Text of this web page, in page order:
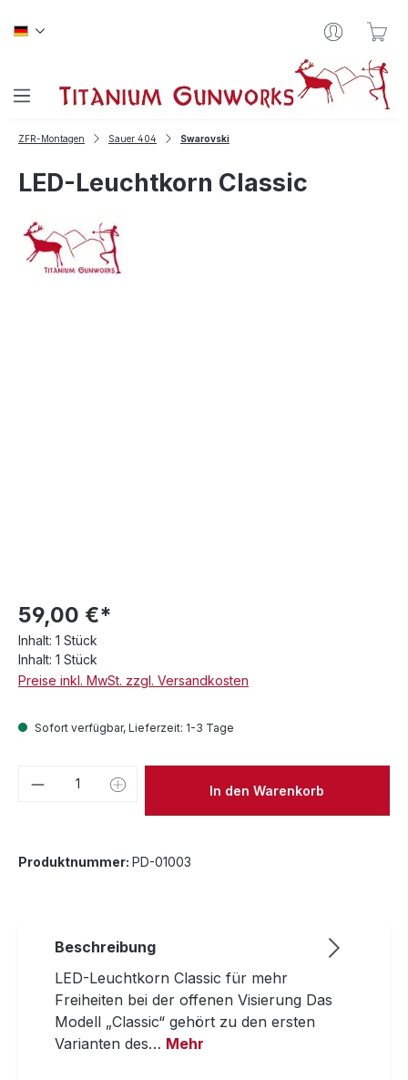
ZFR-Montagen Sauer 404 Swarovski
LED-Leuchtkorn Classic
59,00 €*
Inhalt: 1 Stück
Inhalt: 1 Stück
Preise inkl. MwSt. zzgl. Versandkosten
Sofort verfügbar, Lieferzeit: 1-3 Tage
Produkt Anzahl: Gib denIn den Warenkorb
Produktnummer: PD-01003
Beschreibung
LED-Leuchtkorn Classic für mehr
Freiheiten bei der offenen Visierung Das
Modell „Classic“ gehört zu den ersten
Varianten des… Mehr